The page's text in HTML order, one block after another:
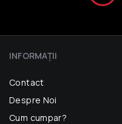
INFORMAŢII
Contact
Despre Noi
Cum cumpar?